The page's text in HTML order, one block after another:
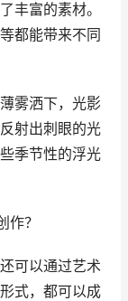
丰富的素材。
都能带来不同
雾洒下，光影
射出刺眼的光
季节性的浮光
？
可以通过艺术
式，都可以成